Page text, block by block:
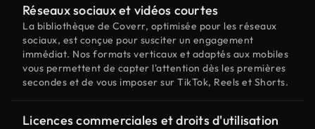
Réseaux sociaux et vidéos courtes
La bibliothèque de Coverr, optimisée pour les réseaux
sociaux, est conçue pour susciter un engagement
immédiat. Nos formats verticaux et adaptés aux mobiles
vous permettent de capter l'attention dès les premières
secondes et de vous imposer sur TikTok, Reels et Shorts.
Licences commerciales et droits d'utilisation